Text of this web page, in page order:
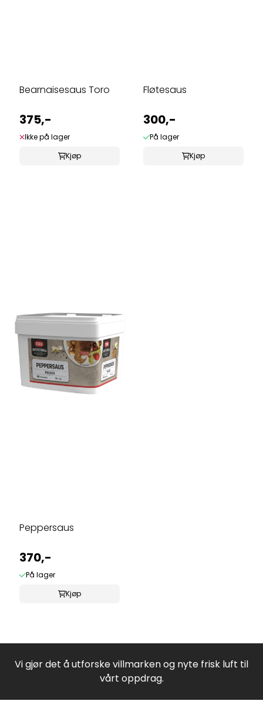
Bearnaisesaus Toro
375,-
Ikke på lager
Kjøp
Fløtesaus
300,-
På lager
Kjøp
Peppersaus
370,-
På lager
Kjøp
Vi gjør det å utforske villmarken og nyte frisk luft til
vårt oppdrag.